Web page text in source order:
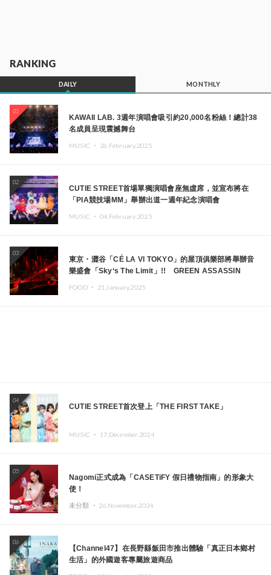
RANKING
DAILY MONTHLY
01
KAWAII LAB. 3週年演唱會吸引約20,000名粉絲！總計38
名成員呈現震撼舞台
MUSIC ・ 26.February.2025
02
CUTIE STREET首場單獨演唱會座無虛席，並宣布將在
「PIA競技場MM」舉辦出道一週年紀念演唱會
MUSIC ・ 04.February.2025
03
東京・澀谷「CÉ LA VI TOKYO」的屋頂俱樂部將舉辦音
樂盛會「Sky‘s The Limit」!! GREEN ASSASSIN
本頂尖DJ及創作者齊聚一堂
FOOD ・ 21.January.2025
04
CUTIE STREET首次登上「THE FIRST TAKE」
MUSIC ・ 17.December.2024
05
Nagomi正式成為「CASETiFY 假日禮物指南」的形象大
使！
未分類 ・ 26.November.2024
06
【Channel47】在長野縣飯田市推出體驗「真正日本鄉村
生活」的外國遊客專屬旅遊商品